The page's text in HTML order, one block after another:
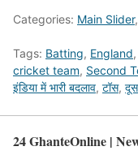
Categories: Main Slider,
Tags: Batting, England,
cricket team, Second
इंडिया में भारी बदलाव, टॉस,
24 GhanteOnline |